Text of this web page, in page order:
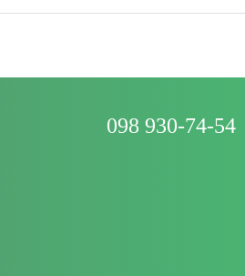
098 930-74-54